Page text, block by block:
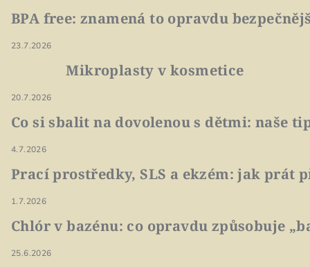
BPA free: znamená to opravdu
23.7.2026
Mikroplasty v kosmetice
20.7.2026
Co si sbalit na dovolenou s dětmi: naše
4.7.2026
Prací prostředky, SLS a ekzém: jak prát
1.7.2026
Chlór v bazénu: co opravdu způsobuje
25.6.2026